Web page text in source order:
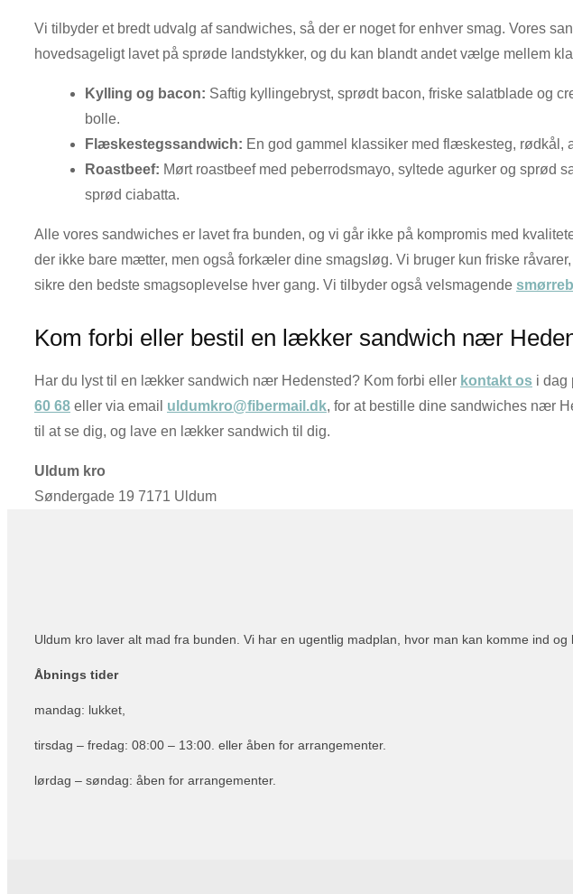
Vi tilbyder et bredt udvalg af sandwiches, så der er noget for enhver smag. Vores
hovedsageligt lavet på sprøde landstykker, og du kan blandt andet vælge mellem
Kylling og bacon: Saftig kyllingebryst, sprødt bacon, friske salatblade og
bolle.
Flæskestegssandwich: En god gammel klassiker med flæskesteg, rødkål,
Roastbeef: Mørt roastbeef med peberrodsmayo, syltede agurker og sprød
sprød ciabatta.
Alle vores sandwiches er lavet fra bunden, og vi går ikke på kompromis med
der ikke bare mætter, men også forkæler dine smagsløg. Vi bruger kun friske
sikre den bedste smagsoplevelse hver gang. Vi tilbyder også velsmagende
Kom forbi eller bestil en lækker sandwich nær
Har du lyst til en lækker sandwich nær Hedensted? Kom forbi eller kontakt os i dag
60 68 eller via email uldumkro@fibermail.dk, for at bestille dine sandwiches nær
til at se dig, og lave en lækker sandwich til dig.
Uldum kro
Søndergade 19 7171 Uldum
Uldum kro laver alt mad fra bunden. Vi har en ugentlig madplan, hvor man kan komme ind og
Åbnings tider
mandag: lukket,
tirsdag – fredag: 08:00 – 13:00. eller åben for arrangementer.
lørdag – søndag: åben for arrangementer.